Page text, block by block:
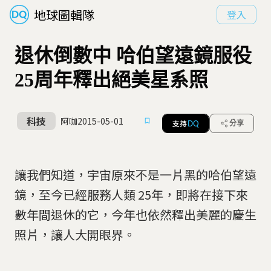
地球圖輯隊 登入
退休倒數中 哈伯望遠鏡服役
25周年釋出絕美星系照
科技 阿咖2015-05-01 支持 DQ 分享
讓我們知道，宇宙原來不是一片黑的哈伯望遠
鏡，至今已經服務人類 25年，即將在接下來
數年間退休的它，今年也依然釋出美麗的慶生
照片，讓人大開眼界。